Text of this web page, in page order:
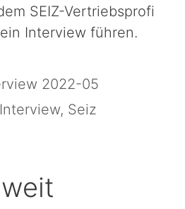
SEIZ-Vertriebsprofi
Interview führen.
2022-05
Interview, Seiz